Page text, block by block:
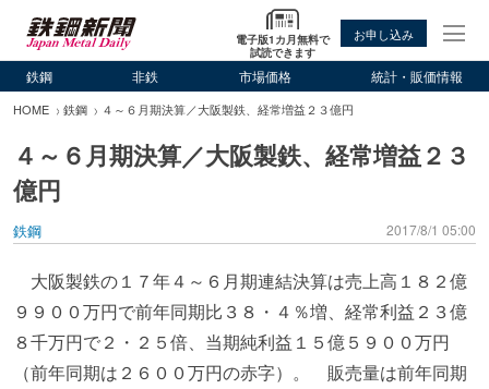
電子版1カ月無料で
試読できます
お申し込み
鉄鋼 非鉄 市場価格 統計・販価情報
HOME 鉄鋼 ４～６月期決算／大阪製鉄、経常増益２３億円
４～６月期決算／大阪製鉄、経常増益２３
億円
鉄鋼 2017/8/1 05:00
大阪製鉄の１７年４～６月期連結決算は売上高１８２億
９９００万円で前年同期比３８・４％増、経常利益２３億
８千万円で２・２５倍、当期純利益１５億５９００万円
（前年同期は２６００万円の赤字）。 販売量は前年同期